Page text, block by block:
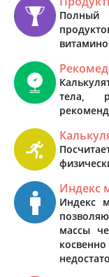
тела,
Индекс
Индекс
массы